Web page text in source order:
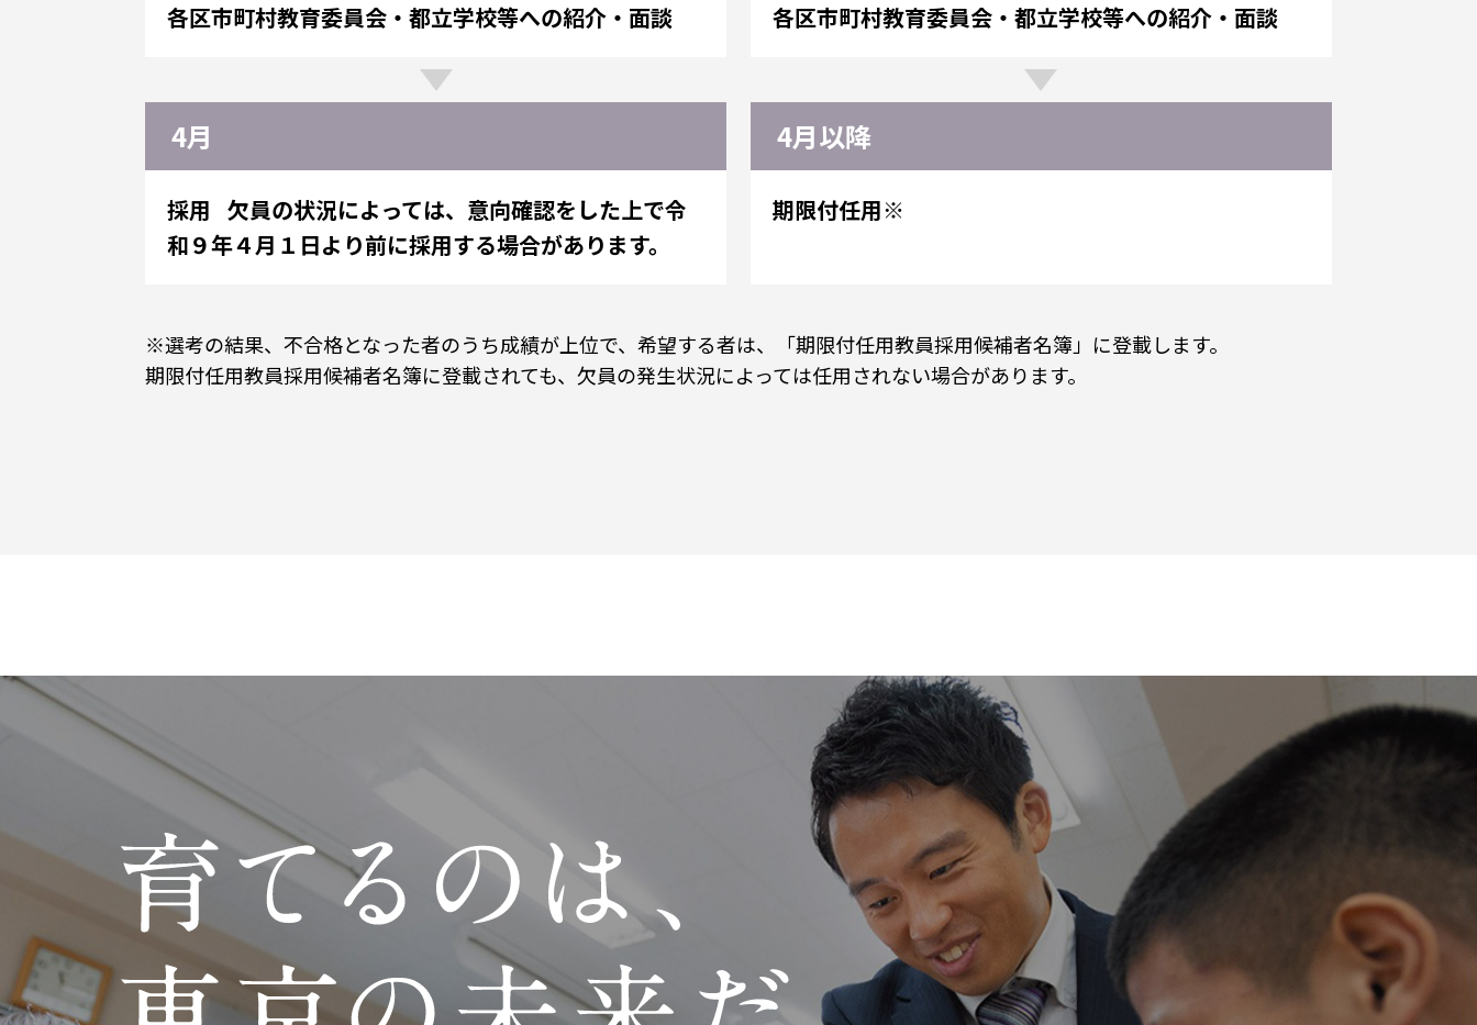
各区市町村教育委員会・都立学校等への紹介・面談
4月
採用 欠員の状況によっては、意向確認をした上で令
和９年４月１日より前に採用する場合があります。
各区市町村教育委員会・都立学校等への紹介・面談
4月以降
期限付任用※
※選考の結果、不合格となった者のうち成績が上位で、希望する者は、「期限付任用教員採用候補者名簿」に登載します。
期限付任用教員採用候補者名簿に登載されても、欠員の発生状況によっては任用されない場合があります。